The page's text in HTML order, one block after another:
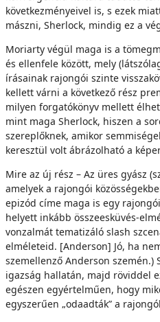
következményeivel is, s ezek
mászni, Sherlock, mindig ez a
Moriarty végül maga is a
és ellenfele között, mely
írásainak rajongói szinte
kellett várni a következő rész
milyen forgatókönyv mellett
mint maga Sherlock, hiszen a
szereplőknek, amikor
keresztül volt ábrázolható a
Mire az új rész – Az üres gyász
amelyek a rajongói
epizód címe maga is egy
helyett inkább összeesküvés-
vonzalmát tematizáló slash
elméleteid. [Anderson] Jó, ha
szemellenző Anderson
igazság hallatán, majd röviddel
egészen egyértelműen, hogy
egyszerűen „odaadták” a